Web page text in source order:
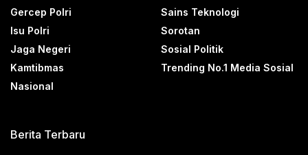
Gercep Polri
Isu Polri
Jaga Negeri
Kamtibmas
Nasional
Sains Teknologi
Sorotan
Sosial Politik
Trending No.1 Media Sosial
Berita Terbaru